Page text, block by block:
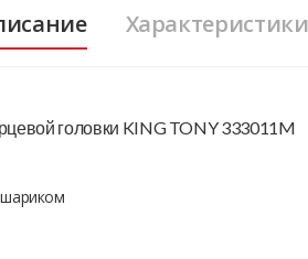
Характеристики
головки KING TONY 333011M